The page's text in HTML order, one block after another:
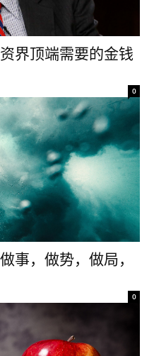
界顶端需要的金钱
0
事，做势，做局，
0